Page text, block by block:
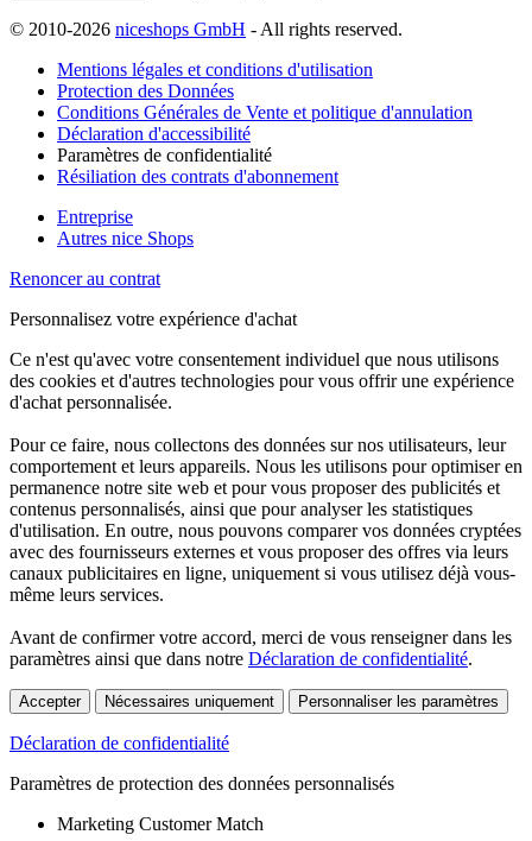
© 2010-2026 niceshops GmbH - All rights reserved.
Mentions légales et conditions d'utilisation
Protection des Données
Conditions Générales de Vente et politique d'annulation
Déclaration d'accessibilité
Paramètres de confidentialité
Résiliation des contrats d'abonnement
Entreprise
Autres nice Shops
Renoncer au contrat
Personnalisez votre expérience d'achat
Ce n'est qu'avec votre consentement individuel que nous utilisons
des cookies et d'autres technologies pour vous offrir une expérience
d'achat personnalisée.
Pour ce faire, nous collectons des données sur nos utilisateurs, leur
comportement et leurs appareils. Nous les utilisons pour optimiser en
permanence notre site web et pour vous proposer des publicités et
contenus personnalisés, ainsi que pour analyser les statistiques
d'utilisation. En outre, nous pouvons comparer vos données cryptées
avec des fournisseurs externes et vous proposer des offres via leurs
canaux publicitaires en ligne, uniquement si vous utilisez déjà vous-
même leurs services.
Avant de confirmer votre accord, merci de vous renseigner dans les
paramètres ainsi que dans notre Déclaration de confidentialité.
Accepter Nécessaires uniquement Personnaliser les paramètres
Déclaration de confidentialité
Paramètres de protection des données personnalisés
Marketing Customer Match